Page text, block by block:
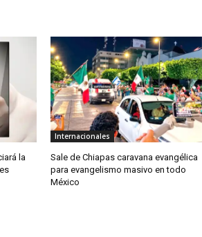
la
Internacionales
Sale de Chiapas caravana evangélica
para evangelismo masivo en todo
México